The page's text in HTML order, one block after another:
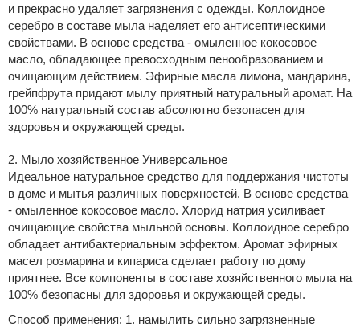
и прекрасно удаляет загрязнения с одежды. Коллоидное
серебро в составе мыла наделяет его антисептическими
свойствами. В основе средства - омыленное кокосовое
масло, обладающее превосходным пенообразованием и
очищающим действием. Эфирные масла лимона, мандарина,
грейпфрута придают мылу приятный натуральный аромат. На
100% натуральный состав абсолютно безопасен для
здоровья и окружающей среды.
2. Мыло хозяйственное Универсальное
Идеальное натуральное средство для поддержания чистоты
в доме и мытья различных поверхностей. В основе средства
- омыленное кокосовое масло. Хлорид натрия усиливает
очищающие свойства мыльной основы. Коллоидное серебро
обладает антибактериальным эффектом. Аромат эфирных
масел розмарина и кипариса сделает работу по дому
приятнее. Все компоненты в составе хозяйственного мыла на
100% безопасны для здоровья и окружающей среды.
Способ применения: 1. намылить сильно загрязненные